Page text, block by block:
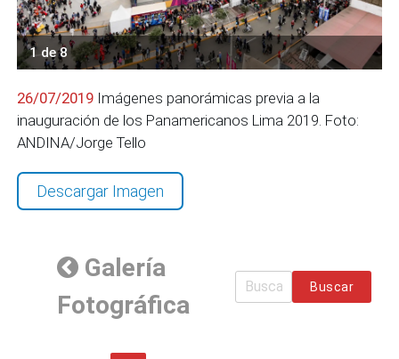
1 de 8
26/07/2019 Imágenes panorámicas previa a la
inauguración de los Panamericanos Lima 2019. Foto:
ANDINA/Jorge Tello
Descargar Imagen
Galería
Fotográfica
Buscar